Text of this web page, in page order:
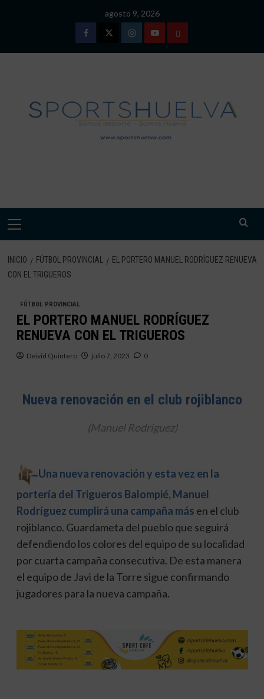
agosto 9, 2026
FacebookTwitterInstagramYoutubeTÉRMINOS
DE
USO
Menú
INICIO FÚTBOL PROVINCIAL
EL PORTERO MANUEL RODRÍGUEZ RENUEVA
CON EL TRIGUEROS
FÚTBOL PROVINCIAL
EL PORTERO MANUEL RODRÍGUEZ
RENUEVA CON EL TRIGUEROS
Deivid Quintero julio 7, 2023 0
Nueva renovación en el club rojiblanco
(Manuel Rodríguez)
Una nueva renovación y esta vez en la
portería del Trigueros Balompié, Manuel
Rodríguez cumplirá una campaña más en el club
rojiblanco. Guardameta del pueblo que seguirá
defendiendo los colores del equipo de su localidad
por cuarta campaña consecutiva. De esta manera
el equipo de Javi de la Torre sigue confirmando
jugadores para la nueva campaña.